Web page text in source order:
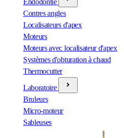
Endodontie
Contres angles
Localisateurs d'apex
Moteurs
Moteurs avec localisateur d'apex
Systèmes d'obturation à chaud
Thermocutter
Laboratoire
Bruleurs
Micro-moteur
Sableuses